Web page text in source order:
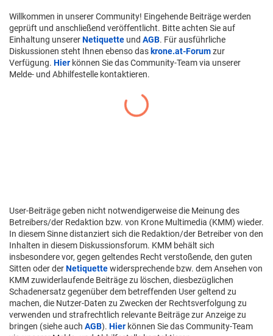
Willkommen in unserer Community! Eingehende Beiträge werden
geprüft und anschließend veröffentlicht. Bitte achten Sie auf
Einhaltung unsererNetiquette und AGB. Für ausführliche
Diskussionen steht Ihnen ebenso das krone.at-Forumzur
Verfügung. Hier können Sie das Community-Team via unserer
Melde- und Abhilfestelle kontaktieren.
User-Beiträge geben nicht notwendigerweise die Meinung des
Betreibers/der Redaktion bzw. von Krone Multimedia (KMM) wieder.
In diesem Sinne distanziert sich die Redaktion/der Betreiber von den
Inhalten in diesem Diskussionsforum. KMM behält sich
insbesondere vor, gegen geltendes Recht verstoßende, den guten
Sitten oder derNetiquettewidersprechende bzw. dem Ansehen von
KMM zuwiderlaufende Beiträge zu löschen, diesbezüglichen
Schadenersatz gegenüber dem betreffenden User geltend zu
machen, die Nutzer-Daten zu Zwecken der Rechtsverfolgung zu
verwenden und strafrechtlich relevante Beiträge zur Anzeige zu
bringen (siehe auch AGB). Hier können Sie das Community-Team